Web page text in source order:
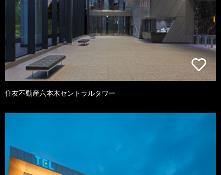
住友不動産六本木セントラルタワー